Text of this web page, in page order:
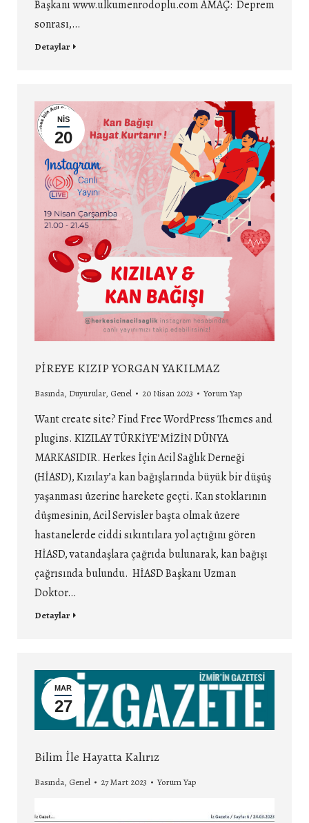
Başkanı www.ulkumenrodoplu.com AMAÇ: Deprem
sonrası,…
Detaylar
NIS
20
PİREYE KIZIP YORGAN YAKILMAZ
Basında, Duyurular, Genel 20 Nisan 2023 Yorum Yap
Want create site? Find Free WordPress Themes and
plugins. KIZILAY TÜRKİYE’MİZİN DÜNYA
MARKASIDIR. Herkes İçin Acil Sağlık Derneği
(HİASD), Kızılay’a kan bağışlarında büyük bir düşüş
yaşanması üzerine harekete geçti. Kan stoklarının
düşmesinin, Acil Servisler başta olmak üzere
hastanelerde ciddi sıkıntılara yol açtığını gören
HİASD, vatandaşlara çağrıda bulunarak, kan bağışı
çağrısında bulundu. HİASD Başkanı Uzman
Doktor…
Detaylar
MAR
27
Bilim İle Hayatta Kalırız
Basında, Genel 27 Mart 2023 Yorum Yap